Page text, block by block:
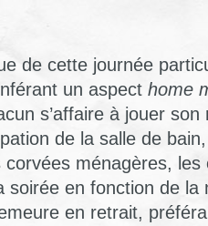
de cette journée
un aspect home
s’affaire à jouer
de la salle de
ménagères,
soirée en fonction de la
en retrait,